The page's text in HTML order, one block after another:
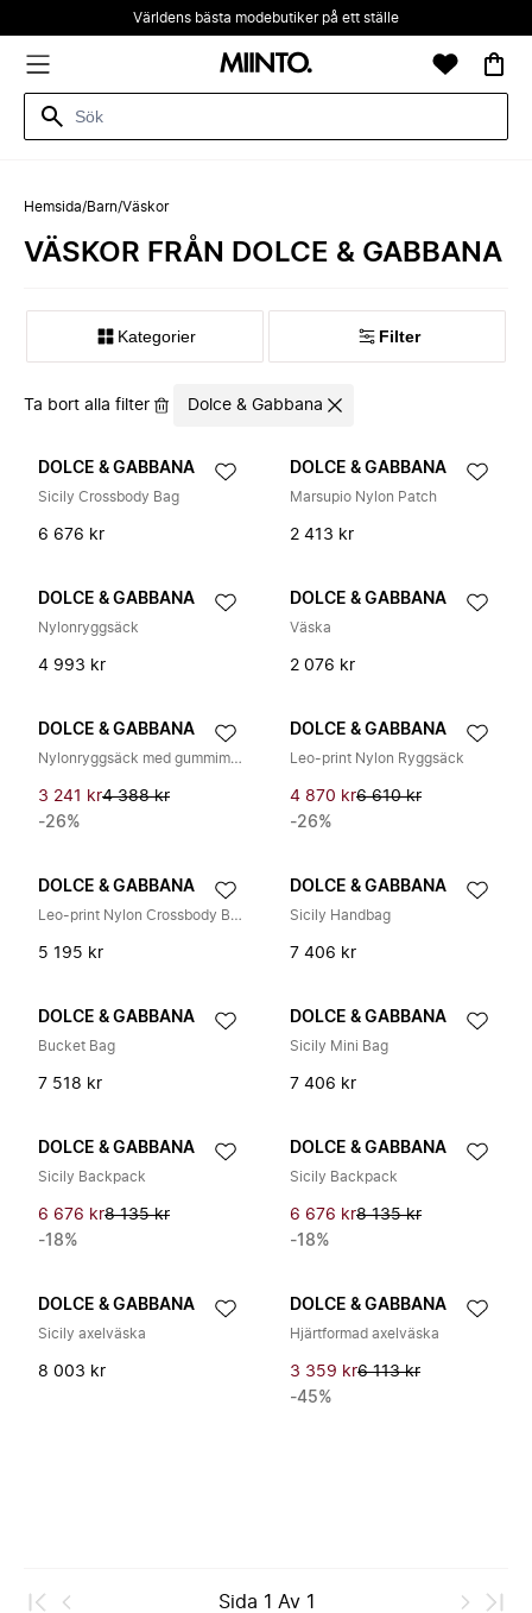
Världens bästa modebutiker på ett ställe
Hemsida/Barn/Väskor
VÄSKOR FRÅN DOLCE & GABBANA
Kategorier Filter
Ta bort alla filter Dolce & Gabbana
DOLCE & GABBANA
Sicily Crossbody Bag
6 676 kr
DOLCE & GABBANA
Marsupio Nylon Patch
2 413 kr
DOLCE & GABBANA
Nylonryggsäck
4 993 kr
DOLCE & GABBANA
Väska
2 076 kr
DOLCE & GABBANA
Nylonryggsäck med gummimärke
3 241 kr4 388 kr
-26%
DOLCE & GABBANA
Leo-print Nylon Ryggsäck
4 870 kr6 610 kr
-26%
DOLCE & GABBANA
Leo-print Nylon Crossbody Bag
5 195 kr
DOLCE & GABBANA
Sicily Handbag
7 406 kr
DOLCE & GABBANA
Bucket Bag
7 518 kr
DOLCE & GABBANA
Sicily Mini Bag
7 406 kr
DOLCE & GABBANA
Sicily Backpack
6 676 kr8 135 kr
-18%
DOLCE & GABBANA
Sicily Backpack
6 676 kr8 135 kr
-18%
DOLCE & GABBANA
Sicily axelväska
8 003 kr
DOLCE & GABBANA
Hjärtformad axelväska
3 359 kr6 113 kr
-45%
Sida 1 Av 1